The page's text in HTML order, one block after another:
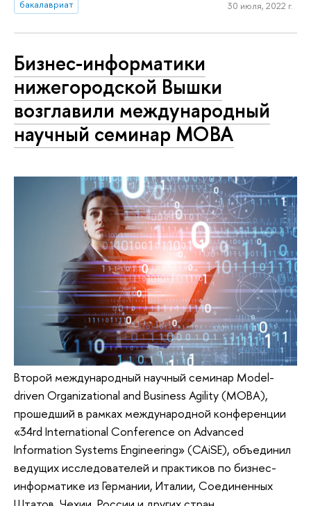
бакалавриат 30 июля, 2022 г.
Бизнес-информатики
нижегородской Вышки
возглавили международный
научный семинар MOBA
Второй международный научный семинар Model-
driven Organizational and Business Agility (МОВА),
прошедший в рамках международной конференции
«34rd International Conference on Advanced
Information Systems Engineering» (CAiSE), объединил
ведущих исследователей и практиков по бизнес-
информатике из Германии, Италии, Соединенных